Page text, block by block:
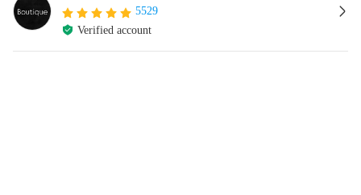
5529
Verified account